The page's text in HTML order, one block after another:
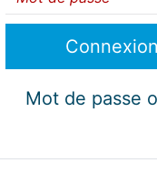
Mot de passe